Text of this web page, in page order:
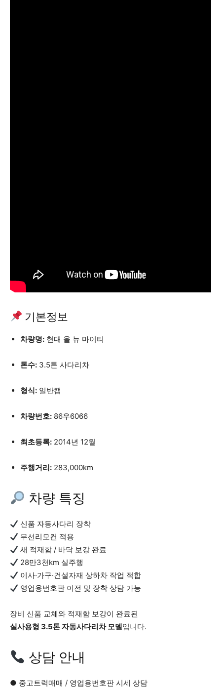
기본정보
차량명: 현대 올 뉴 마이티
톤수: 3.5톤 사다리차
형식: 일반캡
차량번호: 86우6066
최초등록: 2014년 12월
주행거리: 283,000km
차량 특징
신품 자동사다리 장착
무선리모컨 적용
새 적재함 / 바닥 보강 완료
28만3천km 실주행
이사·가구·건설자재 상하차 작업 적합
영업용번호판 이전 및 장착 상담 가능
장비 신품 교체와 적재함 보강이 완료된
실사용형 3.5톤 자동사다리차 모델입니다.
상담 안내
● 중고트럭매매 / 영업용번호판 시세 상담